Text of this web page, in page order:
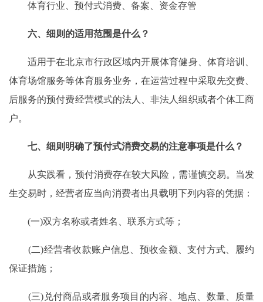
体育行业、预付式消费、备案、资金存管
六、细则的适用范围是什么？
适用于在北京市行政区域内开展体育健身、体育培训、
体育场馆服务等体育服务业务，在运营过程中采取先交费、
后服务的预付费经营模式的法人、非法人组织或者个体工商
户。
七、细则明确了预付式消费交易的注意事项是什么？
从实践看，预付消费存在较大风险，需谨慎交易。当发
生交易时，经营者应当向消费者出具载明下列内容的凭据：
(一)双方名称或者姓名、联系方式等；
(二)经营者收款账户信息、预收金额、支付方式、履约
保证措施；
(三)兑付商品或者服务项目的内容、地点、数量、质量